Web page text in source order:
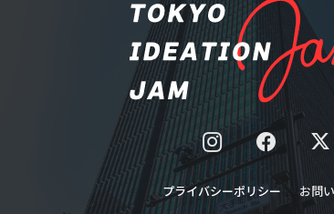
プライバシーポリシー お問